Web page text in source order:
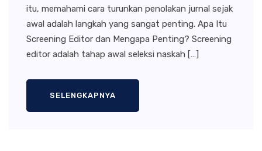
itu, memahami cara turunkan penolakan jurnal sejak
awal adalah langkah yang sangat penting. Apa Itu
Screening Editor dan Mengapa Penting? Screening
editor adalah tahap awal seleksi naskah […]
SELENGKAPNYA